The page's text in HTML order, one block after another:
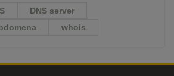
DNS server
whois